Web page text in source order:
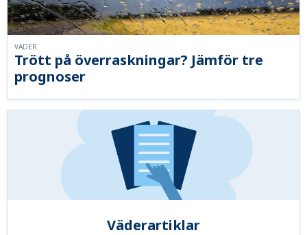
Trött på överraskningar? Jämför tre
prognoser
VÄDER
Väderartiklar